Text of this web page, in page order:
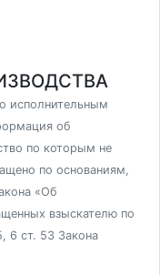
исполнительным
об
по которым не
по основаниям,
«Об
взыскателю по
6 ст. 53 Закона